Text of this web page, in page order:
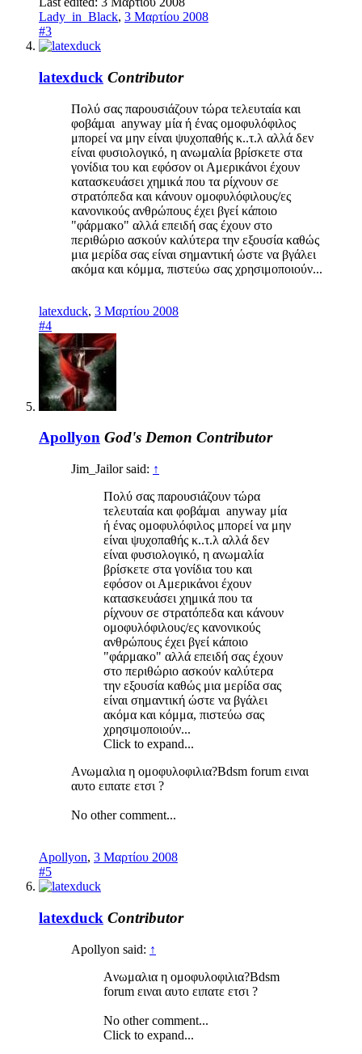
Lady_in_Black, 3 Μαρτίου 2008
#3
latexduck Contributor
Πολύ σας παρουσιάζουν τώρα τελευταία και
φοβάμαι anyway μία ή ένας ομοφυλόφιλος
μπορεί να μην είναι ψυχοπαθής κ..τ.λ αλλά δεν
είναι φυσιολογικό, η ανωμαλία βρίσκετε στα
γονίδια του και εφόσον οι Αμερικάνοι έχουν
κατασκευάσει χημικά που τα ρίχνουν σε
στρατόπεδα και κάνουν ομοφυλόφιλους/ες
κανονικούς ανθρώπους έχει βγεί κάποιο
"φάρμακο" αλλά επειδή σας έχουν στο
περιθώριο ασκούν καλύτερα την εξουσία καθώς
μια μερίδα σας είναι σημαντική ώστε να βγάλει
ακόμα και κόμμα, πιστεύω σας χρησιμοποιούν...
latexduck, 3 Μαρτίου 2008
#4
Apollyon God's Demon Contributor
Jim_Jailor said: ↑
Πολύ σας παρουσιάζουν τώρα
τελευταία και φοβάμαι anyway μία
ή ένας ομοφυλόφιλος μπορεί να μην
είναι ψυχοπαθής κ..τ.λ αλλά δεν
είναι φυσιολογικό, η ανωμαλία
βρίσκετε στα γονίδια του και
εφόσον οι Αμερικάνοι έχουν
κατασκευάσει χημικά που τα
ρίχνουν σε στρατόπεδα και κάνουν
ομοφυλόφιλους/ες κανονικούς
ανθρώπους έχει βγεί κάποιο
"φάρμακο" αλλά επειδή σας έχουν
στο περιθώριο ασκούν καλύτερα
την εξουσία καθώς μια μερίδα σας
είναι σημαντική ώστε να βγάλει
ακόμα και κόμμα, πιστεύω σας
χρησιμοποιούν...
Click to expand...
Aνωμαλια η ομοφυλοφιλια?Bdsm forum ειναι
αυτο ειπατε ετσι ?
No other comment...
Apollyon, 3 Μαρτίου 2008
#5
latexduck Contributor
Apollyon said: ↑
Aνωμαλια η ομοφυλοφιλια?Bdsm
forum ειναι αυτο ειπατε ετσι ?
No other comment...
Click to expand...